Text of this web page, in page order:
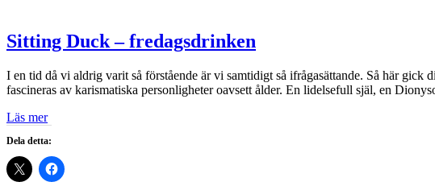
Sitting Duck – fredagsdrinken
I en tid då vi aldrig varit så förstående är vi samtidigt så ifrågasättande. Så här
fascineras av karismatiska personligheter oavsett ålder. En lidelsefull själ, en
Läs mer
Dela detta: